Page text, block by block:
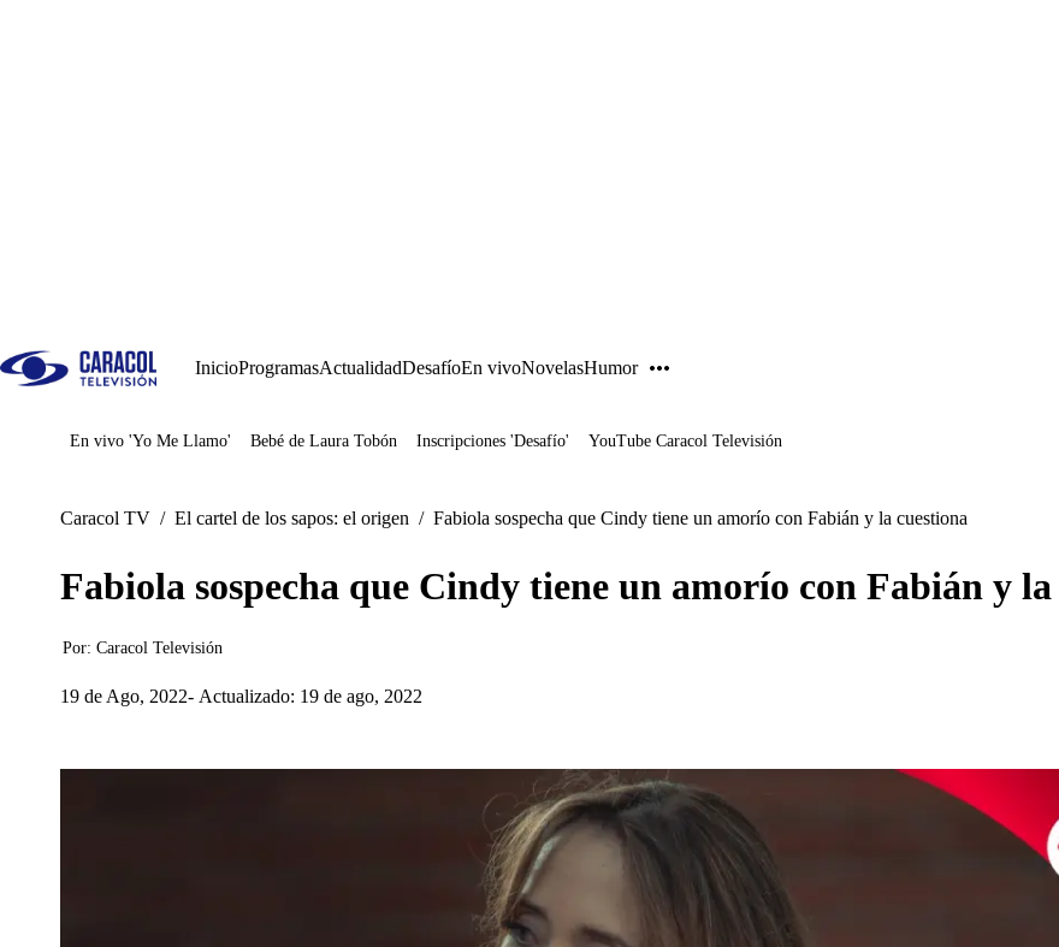
InicioProgramasActualidadDesafíoEn vivoNovelasHumor
Juegos
En vivo 'Yo Me Llamo' Bebé de Laura Tobón Inscripciones 'Desafío' YouTube Caracol Televisión
Caracol TV / El cartel de los sapos: el origen / Fabiola sospecha que Cindy tiene un amorío con Fabián y la cuestiona
Fabiola sospecha que Cindy tiene un amorío con Fabián y la
Por: Caracol Televisión
19 de Ago, 2022 Actualizado: 19 de ago, 2022